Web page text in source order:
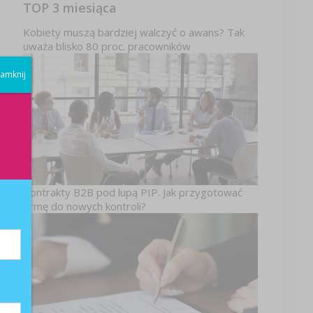
TOP 3 miesiąca
Kobiety muszą bardziej walczyć o awans? Tak
uważa blisko 80 proc. pracowników
Kontrakty B2B pod lupą PIP. Jak przygotować
firmę do nowych kontroli?